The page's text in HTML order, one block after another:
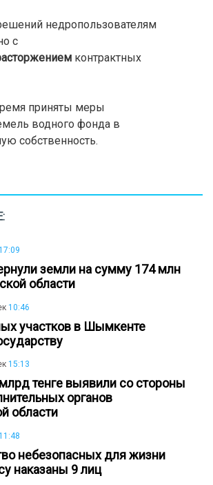
недропользователям
с
контрактных
приняты меры
водного фонда в
собственность.
17:09
земли на сумму 174 млн
области
10:46
участков в Шымкенте
15:13
тенге выявили со стороны
органов
области
11:48
небезопасных для жизни
наказаны 9 лиц